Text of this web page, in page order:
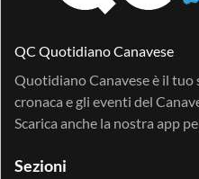
QC Quotidiano Canavese
Quotidiano Canavese è il
cronaca e gli eventi del
Scarica anche la nostra app
Sezioni